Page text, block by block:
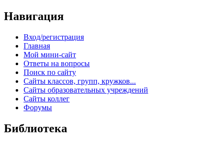
Навигация
Вход/регистрация
Главная
Мой мини-сайт
Ответы на вопросы
Поиск по сайту
Сайты классов, групп, кружков...
Сайты образовательных учреждений
Сайты коллег
Форумы
Библиотека